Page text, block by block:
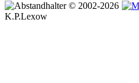
© 2002-2026
K.P.Lexow